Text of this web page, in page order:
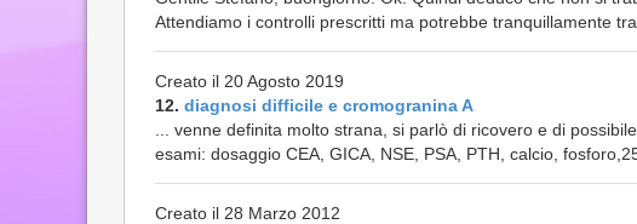
Attendiamo i controlli prescritti ma potrebbe tranquillamente
Creato il 20 Agosto 2019
12. diagnosi difficile e cromogranina A
... venne definita molto strana, si parlò di ricovero e di
esami: dosaggio CEA, GICA, NSE, PSA, PTH, calcio,
Creato il 28 Marzo 2012